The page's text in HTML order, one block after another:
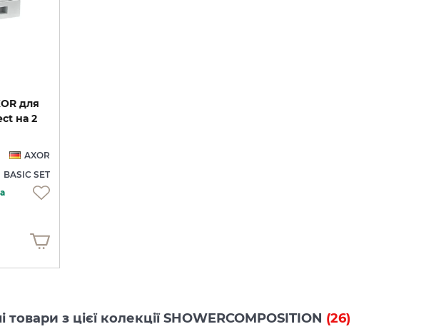
для
на 2
AXOR
BASIC SET
товари з цієї колекції SHOWERCOMPOSITION (26)